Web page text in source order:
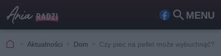
MENU
Fa
ook
Szu
Aktualności Dom Czy piec na pellet może wybuchnąć?